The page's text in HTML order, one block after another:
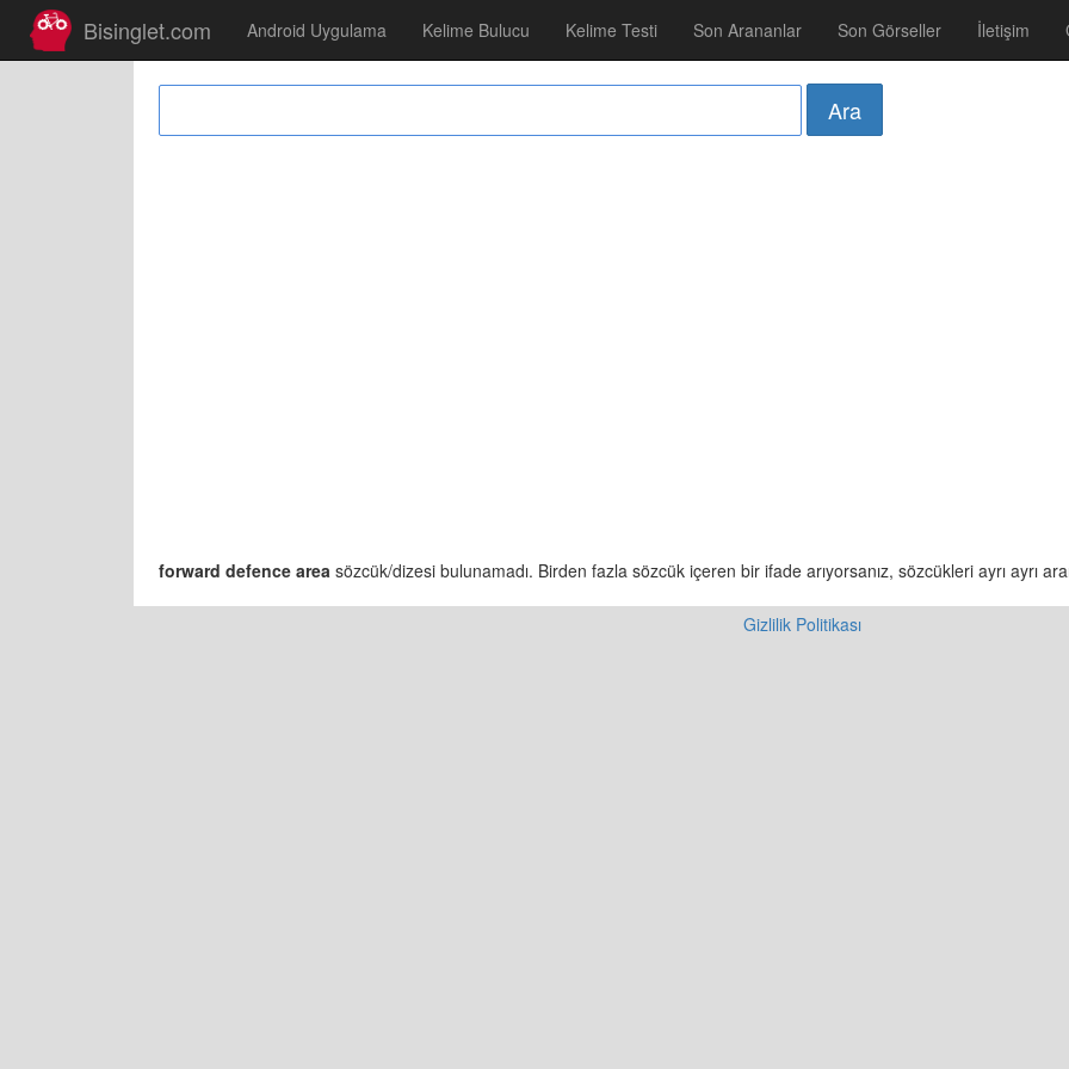
Bisinglet.com Android Uygulama Kelime Bulucu Kelime Testi Son Arananlar Son Görseller İletişim
forward defence area sözcük/dizesi bulunamadı. Birden fazla sözcük içeren bir ifade arıyorsanız, sözcükleri ayrı ayrı
Gizlilik Politikası